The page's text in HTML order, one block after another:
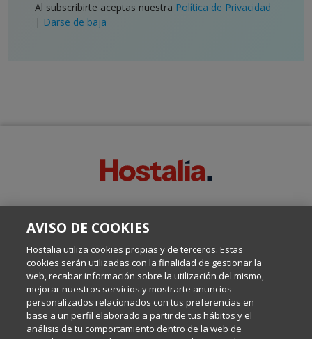
Al subscribirte aceptas nuestra Política de Privacidad
| Darse de baja
Escrito por el equipo de Comunicación de Hostalia, dirigido por
Internet y Tecnología.
Política de privacidad
AVISO DE COOKIES
Hostalia utiliza cookies propias y de terceros. Estas
cookies serán utilizadas con la finalidad de gestionar la
web, recabar información sobre la utilización del mismo,
mejorar nuestros servicios y mostrarte anuncios
personalizados relacionados con tus preferencias en
base a un perfil elaborado a partir de tus hábitos y el
análisis de tu comportamiento dentro de la web de